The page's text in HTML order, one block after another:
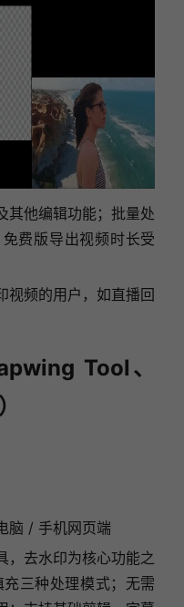
其他编辑功能；批量处
费版导出视频时长受
视频的用户，如直播回
Tool、
脑 / 手机网页端
，去水印为核心功能之
三种处理模式；无需